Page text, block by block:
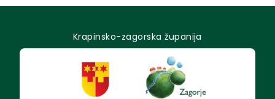
Krapinsko-zagorska županija